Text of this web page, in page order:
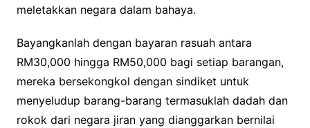
meletakkan negara dalam bahaya.
Bayangkanlah dengan bayaran rasuah antara
RM30,000 hingga RM50,000 bagi setiap barangan,
mereka bersekongkol dengan sindiket untuk
menyeludup barang-barang termasuklah dadah dan
rokok dari negara jiran yang dianggarkan bernilai